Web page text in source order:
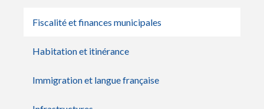
Fiscalité et finances municipales
Habitation et itinérance
Immigration et langue française